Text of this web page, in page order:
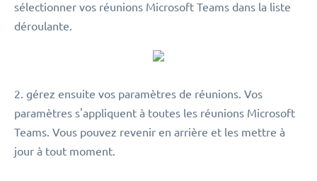
sélectionner vos réunions Microsoft Teams dans la liste
déroulante.
2. gérez ensuite vos paramètres de réunions. Vos
paramètres s'appliquent à toutes les réunions Microsoft
Teams. Vous pouvez revenir en arrière et les mettre à
jour à tout moment.